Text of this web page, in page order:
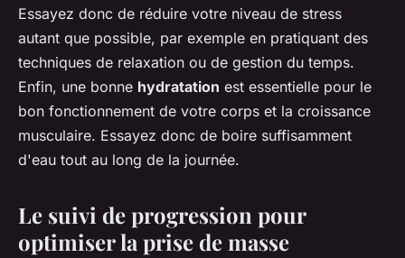
Essayez donc de réduire votre niveau de stress
autant que possible, par exemple en pratiquant des
techniques de relaxation ou de gestion du temps.
Enfin, une bonne hydratation est essentielle pour le
bon fonctionnement de votre corps et la croissance
musculaire. Essayez donc de boire suffisamment
d'eau tout au long de la journée.
Le suivi de progression pour
optimiser la prise de masse